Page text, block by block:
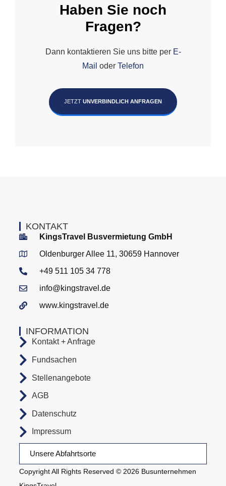
Haben Sie noch
Fragen?
Dann kontaktieren Sie uns bitte per E-
Mail oder Telefon
JETZT UNVERBINDLICH ANFRAGEN
Copyright All Rights Reserved © 2026 Busunternehmen
Unsere Abfahrtsorte
INFORMATION
Kontakt + Anfrage
Fundsachen
Stellenangebote
AGB
Datenschutz
Impressum
KONTAKT
KingsTravel Busvermietung GmbH
Oldenburger Allee 11, 30659 Hannover
+49 511 105 34 778
info@kingstravel.de
www.kingstravel.de